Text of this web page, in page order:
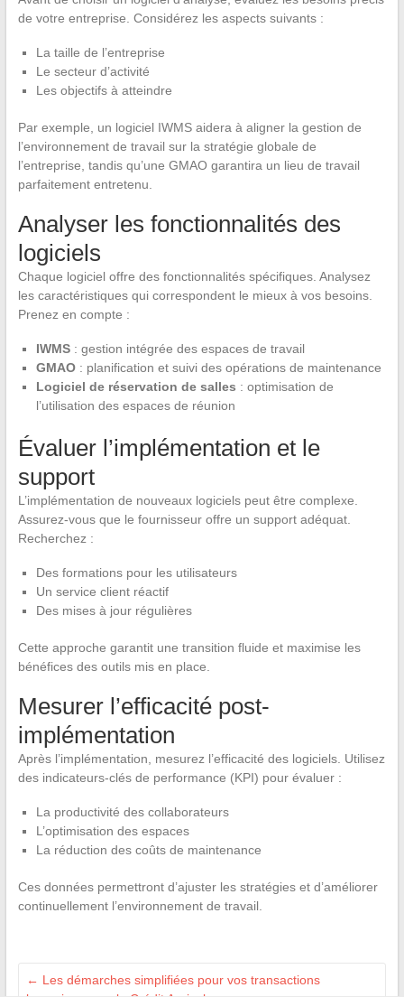
de votre entreprise. Considérez les aspects suivants :
La taille de l’entreprise
Le secteur d’activité
Les objectifs à atteindre
Par exemple, un logiciel IWMS aidera à aligner la gestion de
l’environnement de travail sur la stratégie globale de
l’entreprise, tandis qu’une GMAO garantira un lieu de travail
parfaitement entretenu.
Analyser les fonctionnalités des
logiciels
Chaque logiciel offre des fonctionnalités spécifiques. Analysez
les caractéristiques qui correspondent le mieux à vos besoins.
Prenez en compte :
IWMS: gestion intégrée des espaces de travail
GMAO: planification et suivi des opérations de maintenance
Logiciel de réservation de salles : optimisation de
l’utilisation des espaces de réunion
Évaluer l’implémentation et le
support
L’implémentation de nouveaux logiciels peut être complexe.
Assurez-vous que le fournisseur offre un support adéquat.
Recherchez :
Des formations pour les utilisateurs
Un service client réactif
Des mises à jour régulières
Cette approche garantit une transition fluide et maximise les
bénéfices des outils mis en place.
Mesurer l’efficacité post-
implémentation
Après l’implémentation, mesurez l’efficacité des logiciels. Utilisez
des indicateurs-clés de performance (KPI) pour évaluer :
La productivité des collaborateurs
L’optimisation des espaces
La réduction des coûts de maintenance
Ces données permettront d’ajuster les stratégies et d’améliorer
continuellement l’environnement de travail.
← Les démarches simplifiées pour vos transactions